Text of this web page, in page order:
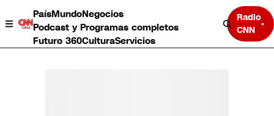
PaísMundoNegocios
Podcast y Programas completos
Futuro 360CulturaServicios
Radio
CNN